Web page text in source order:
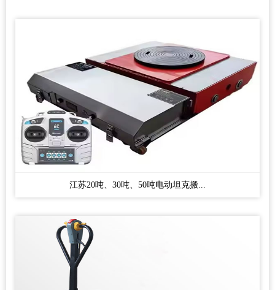
江苏20吨、30吨、50吨电动坦克搬...